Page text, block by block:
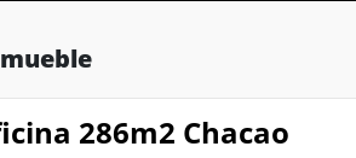
286m2 Chacao